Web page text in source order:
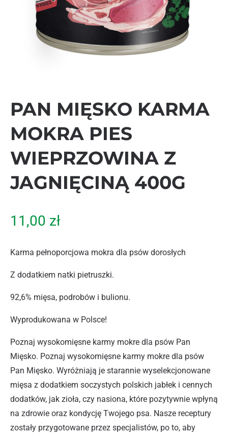
PAN MIĘSKO KARMA
MOKRA PIES
WIEPRZOWINA Z
JAGNIĘCINĄ 400G
11,00 zł
Karma pełnoporcjowa mokra dla psów dorosłych
Z dodatkiem natki pietruszki.
92,6% mięsa, podrobów i bulionu.
Wyprodukowana w Polsce!
Poznaj wysokomięsne karmy mokre dla psów Pan
Mięsko. Poznaj wysokomięsne karmy mokre dla psów
Pan Mięsko. Wyróżniają je starannie wyselekcjonowane
mięsa z dodatkiem soczystych polskich jabłek i cennych
dodatków, jak zioła, czy nasiona, które pozytywnie wpłyną
na zdrowie oraz kondycję Twojego psa. Nasze receptury
zostały przygotowane przez specjalistów, po to, aby